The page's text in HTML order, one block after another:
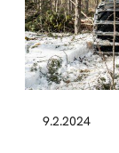
9.2.2024